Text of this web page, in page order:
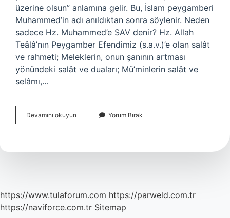
üzerine olsun” anlamına gelir. Bu, İslam peygamberi
Muhammed’in adı anıldıktan sonra söylenir. Neden
sadece Hz. Muhammed’e SAV denir? Hz. Allah
Teâlâ’nın Peygamber Efendimiz (s.a.v.)’e olan salât
ve rahmeti; Meleklerin, onun şanının artması
yönündeki salât ve duaları; Mü’minlerin salât ve
selâmı,…
Devamını okuyun
Diğer
Mi
Yorum Bırak
https://www.tulaforum.com https://parweld.com.tr
https://naviforce.com.tr Sitemap